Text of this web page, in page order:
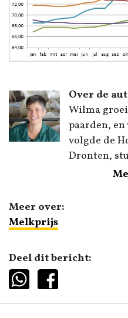
Over de
Wilma
paarden,
volgde de
Dronten,
Meer over:
Melkprijs
Deel dit bericht: